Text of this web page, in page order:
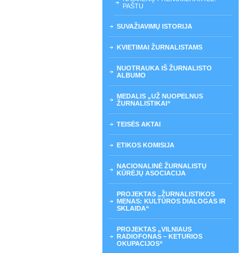
PAŠTU
SUVAŽIAVIMŲ ISTORIJA
KVIETIMAI ŽURNALISTAMS
NUOTRAUKA IŠ ŽURNALISTO
ALBUMO
MEDALIS „UŽ NUOPELNUS
ŽURNALISTIKAI“
TEISĖS AKTAI
ETIKOS KOMISIJA
NACIONALINĖ ŽURNALISTŲ
KŪRĖJŲ ASOCIACIJA
PROJEKTAS „ŽURNALISTIKOS
MENAS: KULTŪROS DIALOGAS IR
SKLAIDA“
PROJEKTAS „VILNIAUS
RADIOFONAS – KETURIOS
OKUPACIJOS“